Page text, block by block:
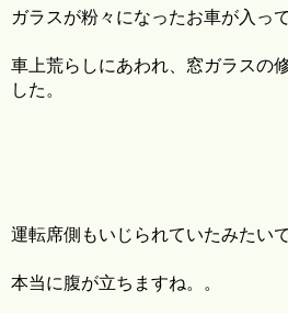
ガラスが粉々になったお車が入っ
車上荒らしにあわれ、窓ガラスの
した。
運転席側もいじられていたみたいで
本当に腹が立ちますね。。